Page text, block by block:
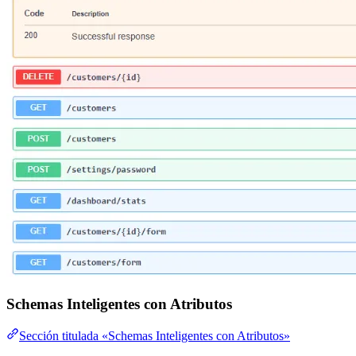
Schemas Inteligentes con Atributos
Sección titulada «Schemas Inteligentes con Atributos»